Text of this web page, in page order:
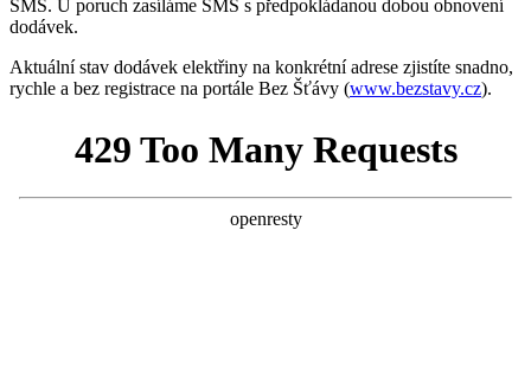
SMS. U poruch zasíláme SMS s předpokládanou dobou obnovení
dodávek.
Aktuální stav dodávek elektřiny na konkrétní adrese zjistíte snadno,
rychle a bez registrace na portále Bez Šťávy (www.bezstavy.cz).